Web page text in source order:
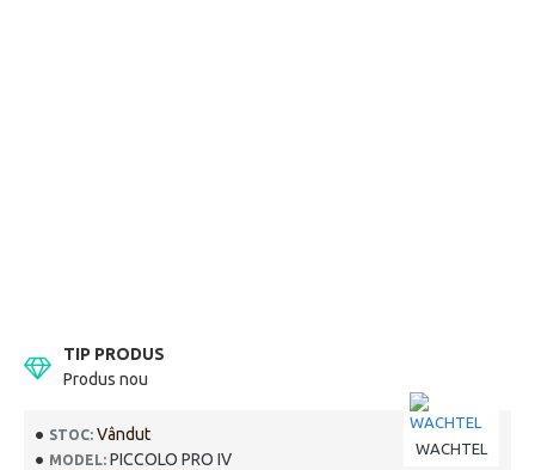
TIP PRODUS
Produs nou
STOC: Vândut
MODEL: PICCOLO PRO IV
WACHTEL